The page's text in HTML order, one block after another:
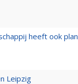
heeft ook plan
Leipzig